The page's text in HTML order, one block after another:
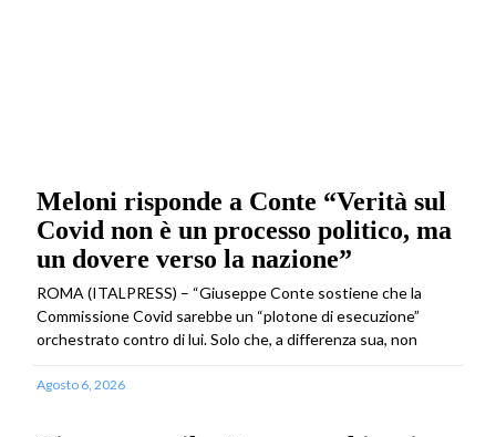
Meloni risponde a Conte “Verità sul
Covid non è un processo politico, ma
un dovere verso la nazione”
ROMA (ITALPRESS) – “Giuseppe Conte sostiene che la
Commissione Covid sarebbe un “plotone di esecuzione”
orchestrato contro di lui. Solo che, a differenza sua, non
Agosto 6, 2026